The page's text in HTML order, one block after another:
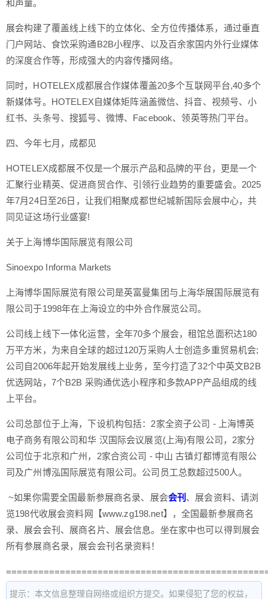
和声量。
展会构建了覆盖线上线下的立体化、全方位传播体系，通过垂直
门户网站、食饮采购通B2B小程序、以及百余家国内外行业媒体
的深度合作等，形成强大的内容传播网络。
同时，HOTELEX成都展合作媒体覆盖20多个互联网平台,40多个
新媒体号。HOTELEX自媒体矩阵涵盖微信、抖音、视频号、小
红书、头条号、搜狐号、微博、Facebook、领英等热门平台。
四、今年七月，成都见
HOTELEX成都展不仅是一个展示产品和品牌的平台，更是一个
汇聚行业精英、促进商贸合作、引领行业趋势的重要盛会。2025
年7月24日至26日，让我们相聚成都世纪城新国际会展中心，共
同见证这场行业盛宴!
关于上海博华国际展览有限公司
Sinoexpo Informa Markets
上海博华国际展览有限公司是英富曼集团与上海华展国际展览有
限公司于1998年在上海设立的中外合作展览公司。
公司线上线下一体化运营，全年70多个展会，租馆总面积达180
万平方米，为来自全球的超过120万采购人士创造多重贸易机会;
公司自2006年起开始发展线上业务，至今打造了32个中英文B2B
优选网站，7个B2B 采购通优选小程序和多款APP产品组成的线
上平台。
公司总部位于上海，下设机构包括：2家全资子公司 - 上海博英
电子商务有限公司和华 汉国际会议展览(上海)有限公司，2家分
公司位于北京和广州，2家合资公司 - 中山 古镇灯都博览有限公
司及广州博泓国际展览有限公司。公司员工总数超过500人。
~如果你需要全国最新参展商名录、展会会刊 、展会资料、请浏
览198代收展会资料网【www.zg198.net】，全国最新参展商名
录、展会会刊、展商名片、展会信息。坐在家中也可以得到展会
所有参展商名录，展会会刊名录资料！
提示：本文信息整理自网络或组织方提交。如果侵犯了您的权益，